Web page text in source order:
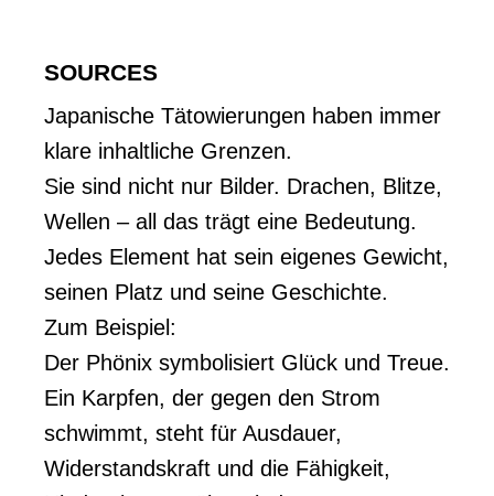
SOURCES
Japanische Tätowierungen haben immer
klare inhaltliche Grenzen.
Sie sind nicht nur Bilder. Drachen, Blitze,
Wellen – all das trägt eine Bedeutung.
Jedes Element hat sein eigenes Gewicht,
seinen Platz und seine Geschichte.
Zum Beispiel:
Der Phönix symbolisiert Glück und Treue.
Ein Karpfen, der gegen den Strom
schwimmt, steht für Ausdauer,
Widerstandskraft und die Fähigkeit,